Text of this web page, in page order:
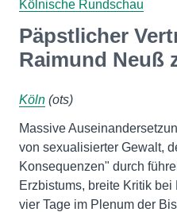
Kölnische Rundschau
Päpstlicher
Raimund Neuß
Köln (ots)
Massive
von sexualisierter Gewalt,
Konsequenzen" durch
Erzbistums, breite Kritik
vier Tage im Plenum der